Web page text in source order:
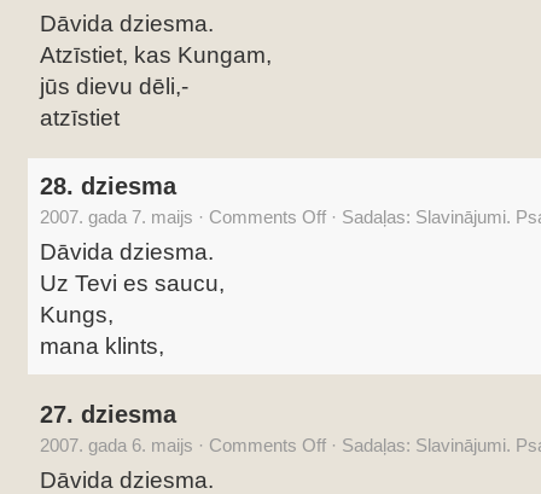
Dāvida dziesma.
Atzīstiet, kas Kungam,
jūs dievu dēli,-
atzīstiet
28. dziesma
2007. gada 7. maijs · Comments Off · Sadaļas: Slavinājumi.
Dāvida dziesma.
Uz Tevi es saucu,
Kungs,
mana klints,
27. dziesma
2007. gada 6. maijs · Comments Off · Sadaļas: Slavinājumi.
Dāvida dziesma.